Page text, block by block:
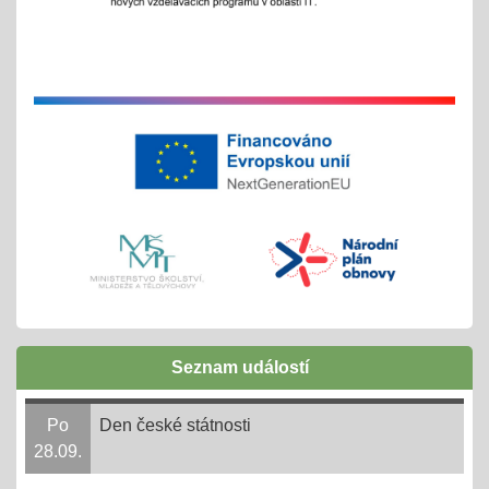
tradiční červnové akce
inovativní vzdělávání
Buďme EKO, buďme FAJN
inov. vzdělávání Šablony II OPJAK
celoškolní projekt
Zápisy do ZŠ pro školní rok 2025/2026
1. - 30. 4. + následně do 31. 8. 2025
online 1. - 11. 4. 2025
Seznam událostí
Po
28.09.
Den české státnosti